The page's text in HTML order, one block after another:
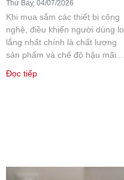
Thứ Bảy, 04/07/2026
Khi mua sắm các thiết bị công
nghệ, điều khiến người dùng lo
lắng nhất chính là chất lượng
sản phẩm và chế độ hậu mãi....
Đọc tiếp